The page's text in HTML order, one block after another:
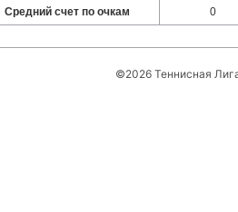
Средний счет по очкам 0
©2026 Теннисная